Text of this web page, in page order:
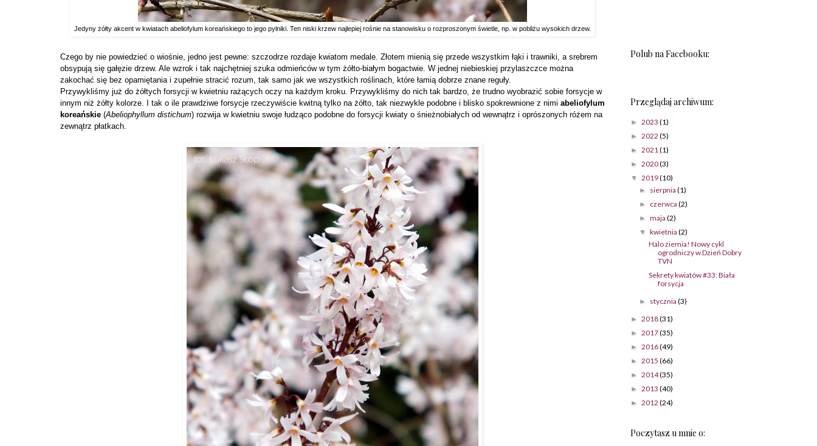
Jedyny żółty akcent w kwiatach abeliofylum koreańskiego to jego pylniki. Ten niski krzew najlepiej rośnie na stanowisku o rozproszonym świetle, np. w pobliżu wysokich drzew.
Czego by nie powiedzieć o wiośnie, jedno jest pewne: szczodrze rozdaje kwiatom medale. Złotem mienią się przede wszystkim łąki i trawniki, a srebrem
obsypują się gałęzie drzew. Ale wzrok i tak najchętniej szuka odmieńców w tym żółto-białym bogactwie. W jednej niebieskiej przylaszczce można
zakochać się bez opamiętania i zupełnie stracić rozum, tak samo jak we wszystkich roślinach, które łamią dobrze znane reguły.
Przywykliśmy już do żółtych forsycji w kwietniu rażących oczy na każdym kroku. Przywykliśmy do nich tak bardzo, że trudno wyobrazić sobie forsycje w
innym niż żółty kolorze. I tak o ile prawdziwe forsycje rzeczywiście kwitną tylko na żółto, tak niezwykle podobne i blisko spokrewnione z nimi abeliofylum
koreańskie (Abeliophyllum distichum) rozwija w kwietniu swoje łudząco podobne do forsycji kwiaty o śnieżnobiałych od wewnątrz i oprószonych różem na
zewnątrz płatkach.
Polub na Facebooku:
Przeglądaj archiwum:
► 2023 (1)
► 2022 (5)
► 2021 (1)
► 2020(3)
▼ 2019(10)
► sierpnia(1)
► czerwca(2)
►maja(2)
▼kwietnia(2)
Halo ziemia! Nowy cykl
ogrodniczy w Dzień Dobry
TVN
Sekrety kwiatów #33: Biała
forsycja
► stycznia(3)
► 2018(31)
► 2017(35)
► 2016(49)
► 2015 (66)
► 2014(35)
► 2013 (40)
► 2012 (24)
Poczytasz u mnie o: